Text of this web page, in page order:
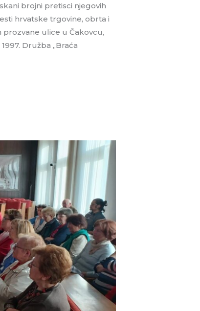
brojni pretisci njegovih
hrvatske trgovine, obrta i
prozvane ulice u Čakovcu,
Družba „Braća